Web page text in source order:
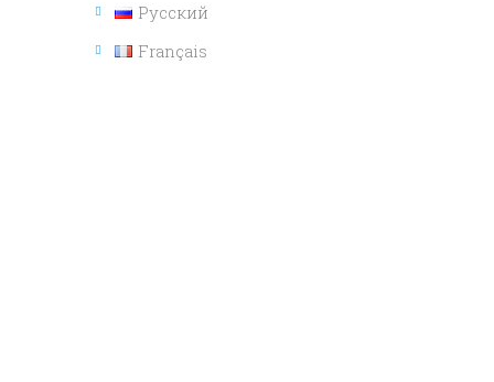
Русский
Français